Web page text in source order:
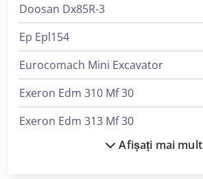
Doosan Dx85R-3
Ep Epl154
Eurocomach Mini Excavator
Exeron Edm 310 Mf 30
Exeron Edm 313 Mf 30
Hitachi Mini ExcavatorAfișați mai mult